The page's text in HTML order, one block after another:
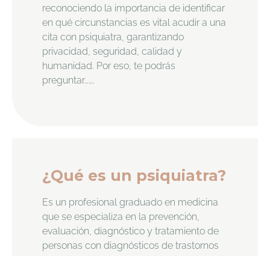
reconociendo la importancia de identificar
en qué circunstancias es vital acudir a una
cita con psiquiatra, garantizando
privacidad, seguridad, calidad y
humanidad. Por eso, te podrás
preguntar…….
¿Qué es un psiquiatra?
Es un profesional graduado en medicina
que se especializa en la prevención,
evaluación, diagnóstico y tratamiento de
personas con diagnósticos de trastornos